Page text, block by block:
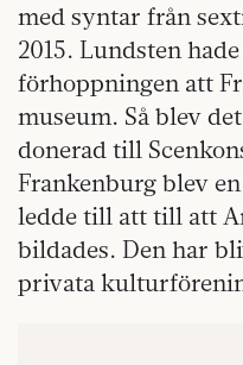
med syntar från
2015. Lundsten
förhoppningen att
museum. Så blev
donerad till
Frankenburg blev
ledde till att till att
bildades. Den har
privata